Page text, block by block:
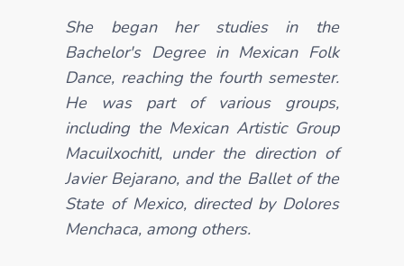
She began her studies in the
Bachelor's Degree in Mexican Folk
Dance, reaching the fourth semester.
He was part of various groups,
including the Mexican Artistic Group
Macuilxochitl, under the direction of
Javier Bejarano, and the Ballet of the
State of Mexico, directed by Dolores
Menchaca, among others.